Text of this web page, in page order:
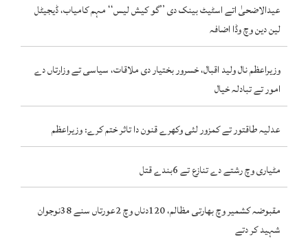
عیدالاضحیٰ اتے اسٹیٹ بینک دی ’’گو کیش لیس‘‘ مہم کامیاب، ڈیجیٹل
لین دین وچ وڈا اضافہ
وزیراعظم نال ولید اقبال، خسرور بختیار دی ملاقات، سیاسی تے وزارتاں دے
امور تے تبادلہ خیال
عدلیہ طاقتور تے کمزور لئی وکھرے قنون دا تاثر ختم کرے: وزیراعظم
مٹیاری وچ رشتے دے تنازع تے 6بندے قتل
مقبوضہ کشمیر وچ بھارتی مظالم، 120دناں وچ 2عورتاں سنے 38نوجوان
شہید کر دتے